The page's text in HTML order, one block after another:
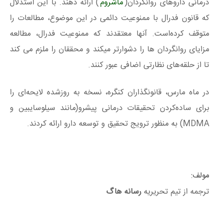
که قانون فدرال با ممنوعیت دائمی در این موضوع، مطالعات را
متوقف کرده‌است. آنها معتقدند که ممنوعیت فدرال، مطالعه
مزایای روانگردان ها را دشوارتر میکند و محققان را ملزم می کند
تا از حلقه‌های نظارتی اضافی عبور کنند.
در ماه مارس، قانونگذاران کنگره، نسخه به روزشده لایحه‌ای را
برای ساده‌کردن تحقیقات درمانی پیشرو(مانند سیلوسایبین و
MDMA) به منظور ترویج تحقیق و توسعه دارو ارائه کردند.
مولف:
ترجمه از تیم تحریریه رسانه هاگ